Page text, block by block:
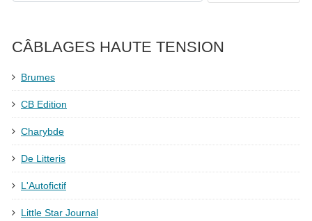
CÂBLAGES HAUTE TENSION
Brumes
CB Edition
Charybde
De Litteris
L'Autofictif
Little Star Journal